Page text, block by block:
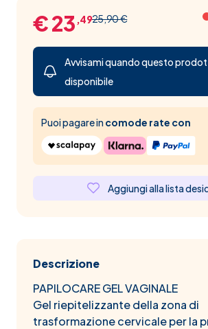
25,90 €
€ 23 ,49
Avvisami quando questo
disponibile
Puoi pagare incomode rate con
Aggiungi alla lista
Descrizione
PAPILOCARE GEL VAGINALE
Gel riepitelizzante della zona di
trasformazione cervicale per la